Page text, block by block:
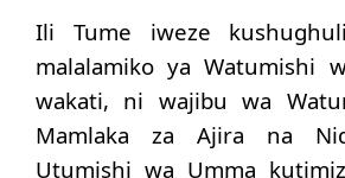
Ili Tume iweze
malalamiko ya Watumishi
wakati, ni wajibu wa
Mamlaka za Ajira na
Utumishi wa Umma